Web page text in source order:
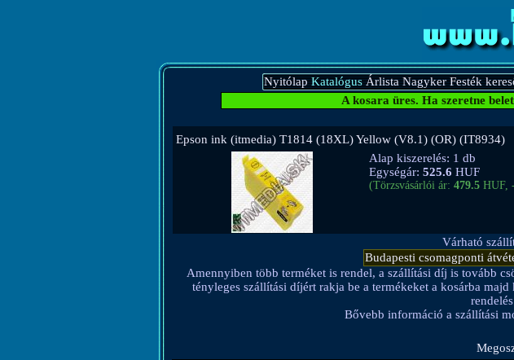
Nyitólap Katalógus Árlista Nagyker Festék
A kosara üres. Ha szeretne
Epson ink (itmedia) T1814 (18XL) Yellow (V8.1) (OR) (IT8934)
Alap kiszerelés: 1 db
Egységár: 525.6 HUF
(Törzsvásárlói ár: 479.5 HUF,
Várható
Budapesti csomagponti
Amennyiben több terméket is rendel, a szállítási díj is tovább
tényleges szállítási díjért rakja be a termékeket a kosárba
Bővebb információ a szállítási